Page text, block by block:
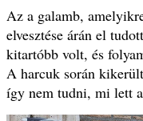
Az a galamb,
elvesztése árán el
kitartóbb volt, és
A harcuk során
így nem tudni, mi lett